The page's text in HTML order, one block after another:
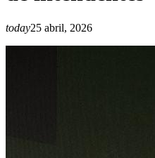
today25 abril, 2026